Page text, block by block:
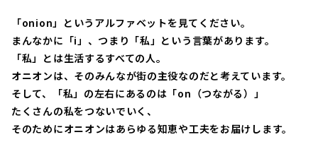
「onion」というアルファベットを見てください。
まんなかに「i」、つまり「私」という言葉があります。
「私」とは生活するすべての人。
オニオンは、そのみんなが街の主役なのだと考えています。
そして、「私」の左右にあるのは「on（つながる）」
たくさんの私をつないでいく、
そのためにオニオンはあらゆる知恵や工夫をお届けします。